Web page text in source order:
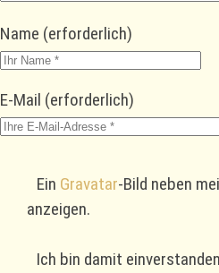
Name (erforderlich)
E-Mail (erforderlich)
Ein Gravatar-Bild neben
anzeigen.
Ich bin damit